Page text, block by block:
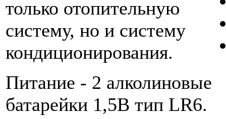
только отопительную
систему, но и систему
кондиционирования.
Питание - 2 алколиновые
батарейки 1,5В тип LR6.